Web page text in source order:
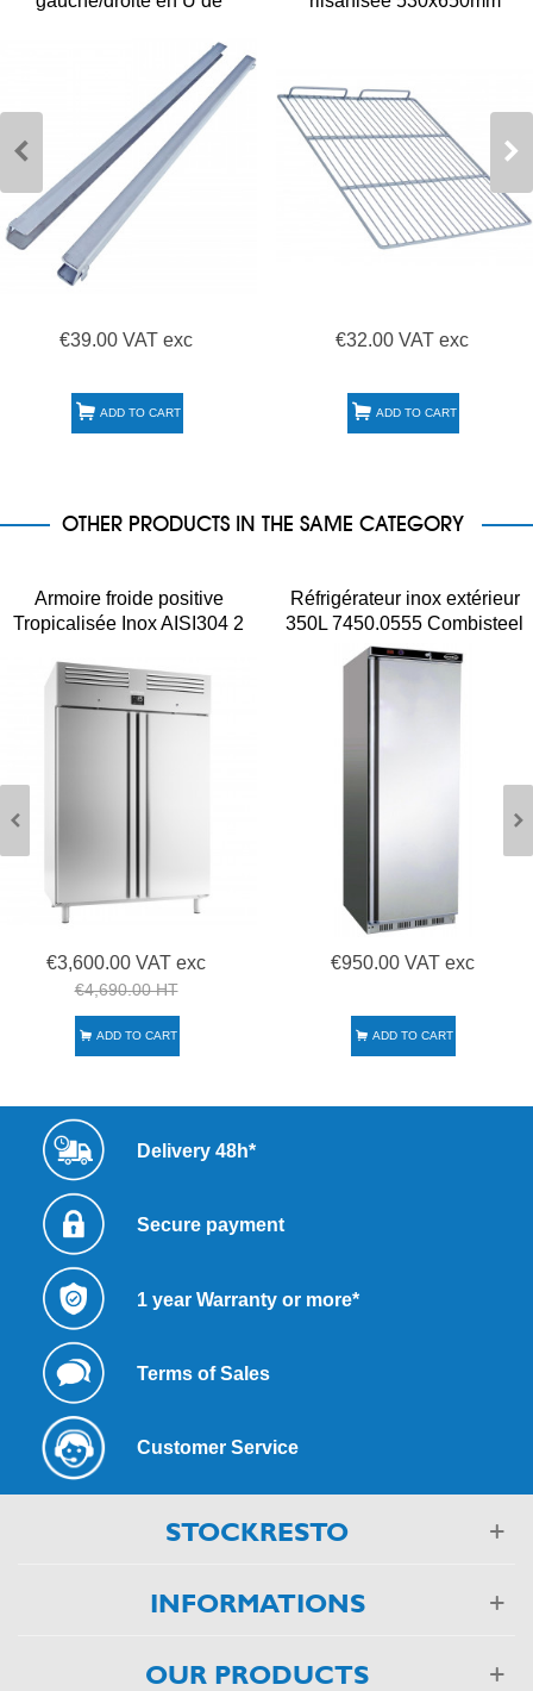
€39.00 VAT exc
ADD TO CART
€32.00 VAT exc
ADD TO CART
OTHER PRODUCTS IN THE SAME CATEGORY
Armoire froide positive
Tropicalisée Inox AISI304 2
€3,600.00 VAT exc
€4,690.00 HT
ADD TO CART
Réfrigérateur inox extérieur
350L 7450.0555 Combisteel
€950.00 VAT exc
ADD TO CART
Delivery 48h*
Secure payment
1 year Warranty or more*
Terms of Sales
Customer Service
STOCKRESTO
INFORMATIONS
OUR PRODUCTS